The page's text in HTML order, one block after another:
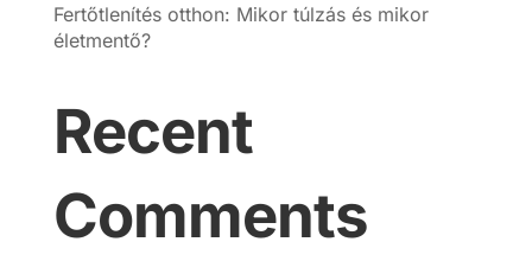
Fertőtlenítés otthon: Mikor túlzás és mikor
életmentő?
Recent
Comments